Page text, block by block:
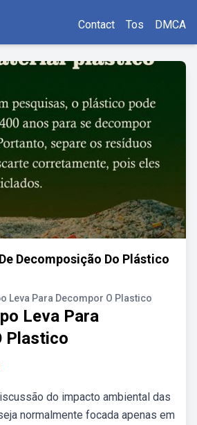
Contact Tos DMCA
Decomposição Do Plástico
Leva Para Decompor O Plastico
Leva Para
Plastico
do impacto ambiental das
normalmente focada apenas em